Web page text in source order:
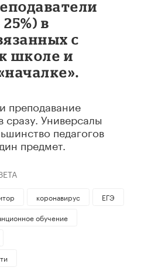
в
с
школе и
преподавание
сразу. Универсалы
педагогов
предмет.
коронавирус
ЕГЭ
обучение